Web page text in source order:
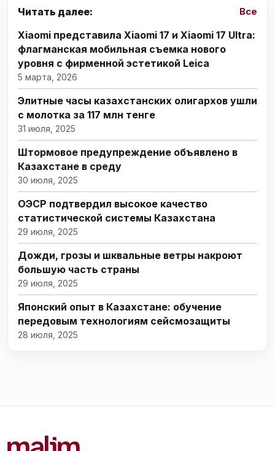
Читать далее: Все
Xiaomi представила Xiaomi 17 и Xiaomi 17 Ultra:
флагманская мобильная съемка нового
уровня с фирменной эстетикой Leica
5 марта, 2026
Элитные часы казахстанских олигархов ушли
с молотка за 117 млн тенге
31 июля, 2025
Штормовое предупреждение объявлено в
Казахстане в среду
30 июля, 2025
ОЭСР подтвердил высокое качество
статистической системы Казахстана
29 июля, 2025
Дожди, грозы и шквальные ветры накроют
большую часть страны
29 июля, 2025
Японский опыт в Казахстане: обучение
передовым технологиям сейсмозащиты
28 июля, 2025